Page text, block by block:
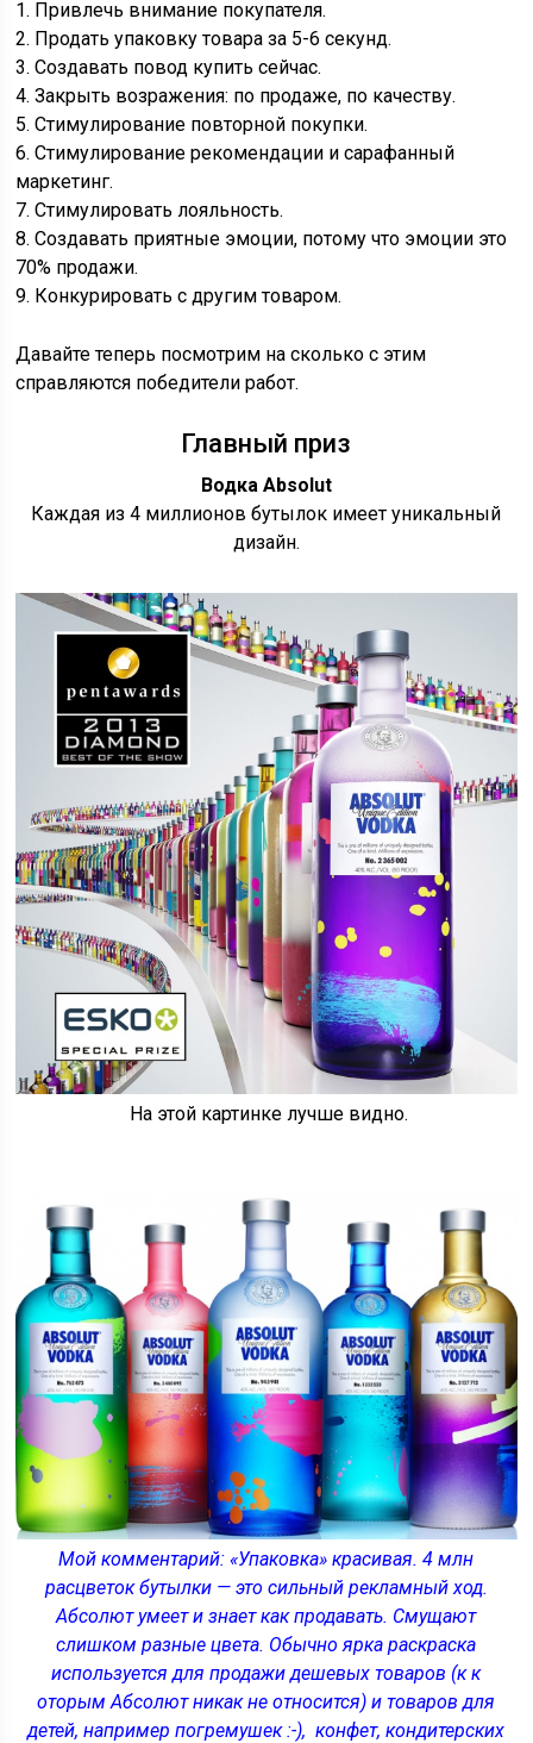
1. Привлечь внимание покупателя.
2. Продать упаковку товара за 5-6 секунд.
3. Создавать повод купить сейчас.
4. Закрыть возражения: по продаже, по качеству.
5. Стимулирование повторной покупки.
6. Стимулирование рекомендации и сарафанный
маркетинг.
7. Стимулировать лояльность.
8. Создавать приятные эмоции, потому что эмоции это
70% продажи.
9. Конкурировать с другим товаром.
Давайте теперь посмотрим на сколько с этим
справляются победители работ.
Главный приз
Водка Absolut
Каждая из 4 миллионов бутылок имеет уникальный
дизайн.
На этой картинке лучше видно.
Мой комментарий: «Упаковка» красивая. 4 млн
расцветок бутылки — это сильный рекламный ход.
Абсолют умеет и знает как продавать. Смущают
слишком разные цвета. Обычно ярка раскраска
используется для продажи дешевых товаров (к к
оторым Абсолют никак не относится) и товаров для
детей, например погремушек :-), конфет, кондитерских